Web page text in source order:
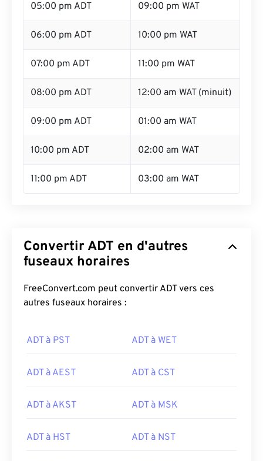
05:00 pm ADT 09:00 pm WAT
06:00 pm ADT 10:00 pm WAT
07:00 pm ADT 11:00 pm WAT
08:00 pm ADT 12:00 am WAT (minuit)
09:00 pm ADT 01:00 am WAT
10:00 pm ADT 02:00 am WAT
11:00 pm ADT 03:00 am WAT
Convertir ADT en d'autres
fuseaux horaires
FreeConvert.com peut convertir ADT vers ces
autres fuseaux horaires :
ADT à PST ADT à WET
ADT à AEST ADT à CST
ADT à AKST ADT à MSK
ADT à HST ADT à NST